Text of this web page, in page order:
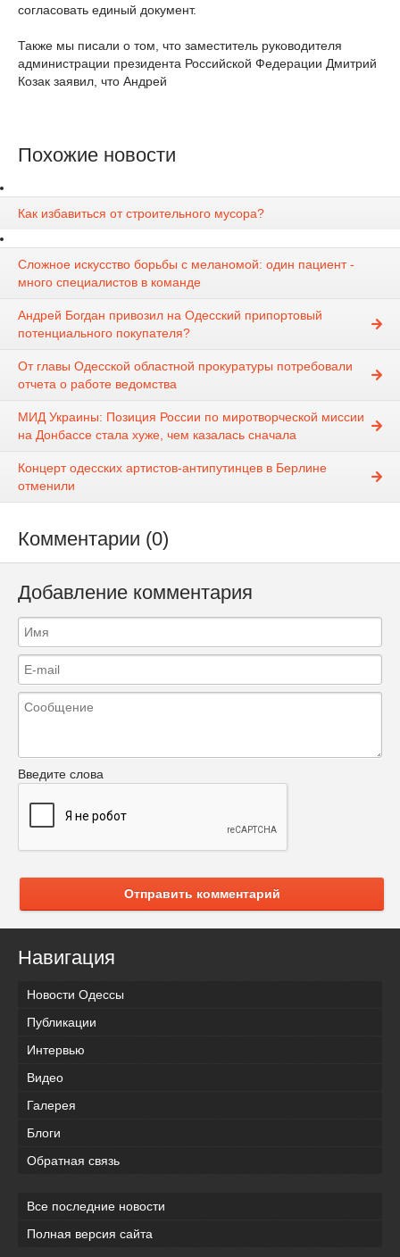
согласовать единый документ.
Также мы писали о том, что заместитель руководителя
администрации президента Российской Федерации Дмитрий
Козак заявил, что Андрей
Похожие новости
Как избавиться от строительного мусора?
Сложное искусство борьбы с меланомой: один пациент -
много специалистов в команде
Андрей Богдан привозил на Одесский припортовый
потенциального покупателя?
От главы Одесской областной прокуратуры потребовали
отчета о работе ведомства
МИД Украины: Позиция России по миротворческой миссии
на Донбассе стала хуже, чем казалась сначала
Концерт одесских артистов-антипутинцев в Берлине
отменили
Комментарии (0)
Добавление комментария
Введите слова
Отправить комментарий
Навигация
Новости Одессы
Публикации
Интервью
Видео
Галерея
Блоги
Обратная связь
Все последние новости
Полная версия сайта